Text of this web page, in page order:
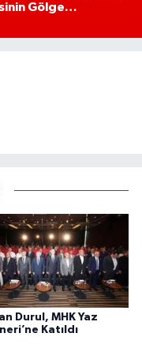
Gölge
Durul, MHK Yaz
Katıldı